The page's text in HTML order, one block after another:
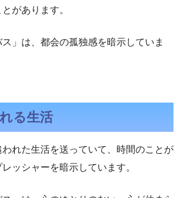
があります。
ス」は、都会の孤独感を暗示していま
る生活
われた生活を送っていて、時間のことが
ッシャーを暗示しています。